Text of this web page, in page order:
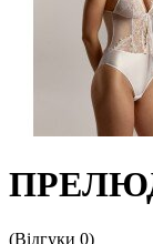
(Відгуки 0)